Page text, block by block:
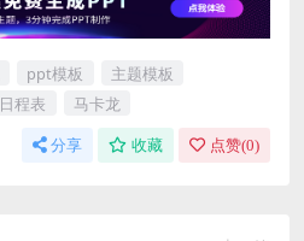
ppt模板
主题模板
日程表 马卡龙
分享 收藏 点赞(0)